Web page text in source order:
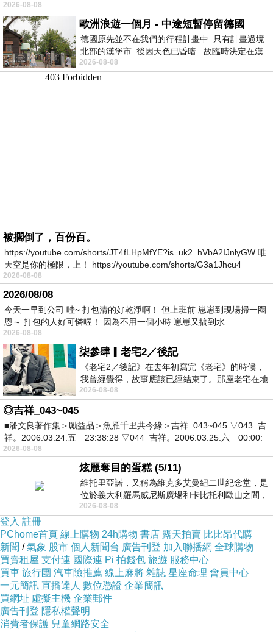
2026-08-08
歐洲浪遊一個月 - 中途短暫停留德國
德國原先並不在我們的行程計畫中 只有計畫過境
北部的漢堡市 後因天色已昏暗 故臨時決定在漢
堡市吃晚餐和過夜
2026-08-08
被擱倒了，百份百。
https://youtube.com/shorts/JT4fLHpMfYE?is=uk2_hVbA2IJnlyGW 唯
天空是你的極限，上！ https://youtube.com/shorts/G3a1Jhcu4
2026-08-08
2026/08/08
今天一早到公司 哇~ 打包清的好乾淨啊！ 但上班前 崽崽到現場掃一圈
恩～ 打包的人好可憐喔！ 因為不用一個小時 崽崽又搞到水
2026-08-08
柒參肆▎老宅2／後記
《老宅2／後記》在去年初寫完《老宅》的時候，
我曾經覺得，故事應該已經結束了。那座老宅在地
震中倒塌，七個人終於離開那片黑暗，
2026-08-08
◎吉祥_043~045
■潘文良著作集＞勵益品＞魚雁千里共今緣＞吉祥_043~045 ▽043_吉
祥。2006.03.24.五 23:38:28 ▽044_吉祥。2006.03.25.六 00:00:
2026-08-08
炫麗奪目的蛋糕 (5/11)
維托里亞諾，又稱為維克多艾曼紐二世紀念堂，是
位於義大利羅馬威尼斯廣場和卡比托利歐山之間，
用以紀念統一義大利統一後的的第一位國
2026-08-08
登入 註冊
PChome首頁 線上購物 24h購物 書店 露天拍賣 比比昂代購
新聞 /氣象 股市 個人新聞台 廣告刊登 加入聯播網 全球購物
買賣租屋 支付連 國際連 Pi 拍錢包 旅遊 服務中心
買車 旅行團 汽車險推薦 線上麻將 雜誌 星座命理 會員中心
一元簡訊 直播達人 數位憑證 企業簡訊
買網址 虛擬主機 企業郵件
廣告刊登 隱私權聲明
消費者保護 兒童網路安全